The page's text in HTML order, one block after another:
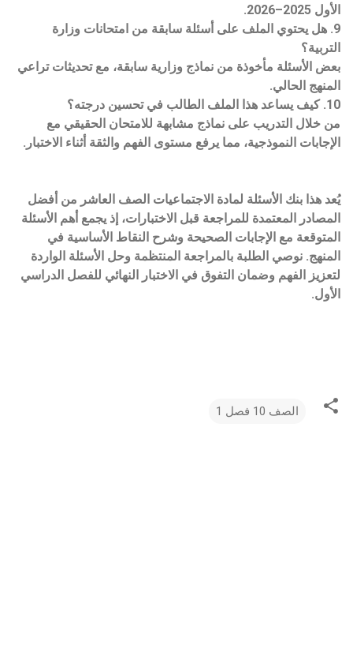
الأول 2025–2026.
9. هل يحتوي الملف على أسئلة سابقة من امتحانات وزارة
التربية؟
بعض الأسئلة مأخوذة من نماذج وزارية سابقة، مع تحديثات تراعي
المنهج الحالي.
10. كيف يساعد هذا الملف الطالب في تحسين درجته؟
من خلال التدريب على نماذج مشابهة للامتحان الحقيقي مع
الإجابات النموذجية، مما يرفع مستوى الفهم والثقة أثناء الاختبار.
يُعد هذا بنك الأسئلة لمادة الاجتماعيات الصف العاشر من أفضل
المصادر المعتمدة للمراجعة قبل الاختبارات، إذ يجمع أهم الأسئلة
المتوقعة مع الإجابات الصحيحة وشرح النقاط الأساسية في
المنهج. نوصي الطلبة بالمراجعة المنتظمة وحل الأسئلة الواردة
لتعزيز الفهم وضمان التفوق في الاختبار النهائي للفصل الدراسي
الأول.
الصف 10 فصل 1